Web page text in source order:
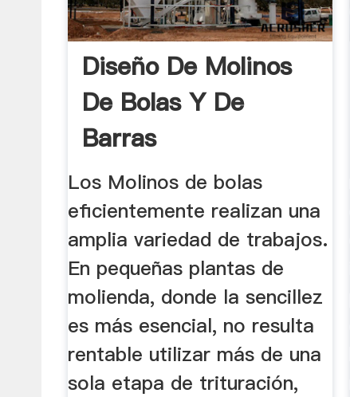
Diseño De Molinos
De Bolas Y De
Barras
Los Molinos de bolas
eficientemente realizan una
amplia variedad de trabajos.
En pequeñas plantas de
molienda, donde la sencillez
es más esencial, no resulta
rentable utilizar más de una
sola etapa de trituración,